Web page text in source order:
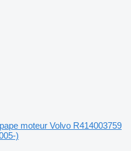
moteur Volvo R414003759
)